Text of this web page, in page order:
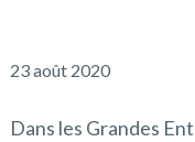
23 août 2020
Dans les Grandes